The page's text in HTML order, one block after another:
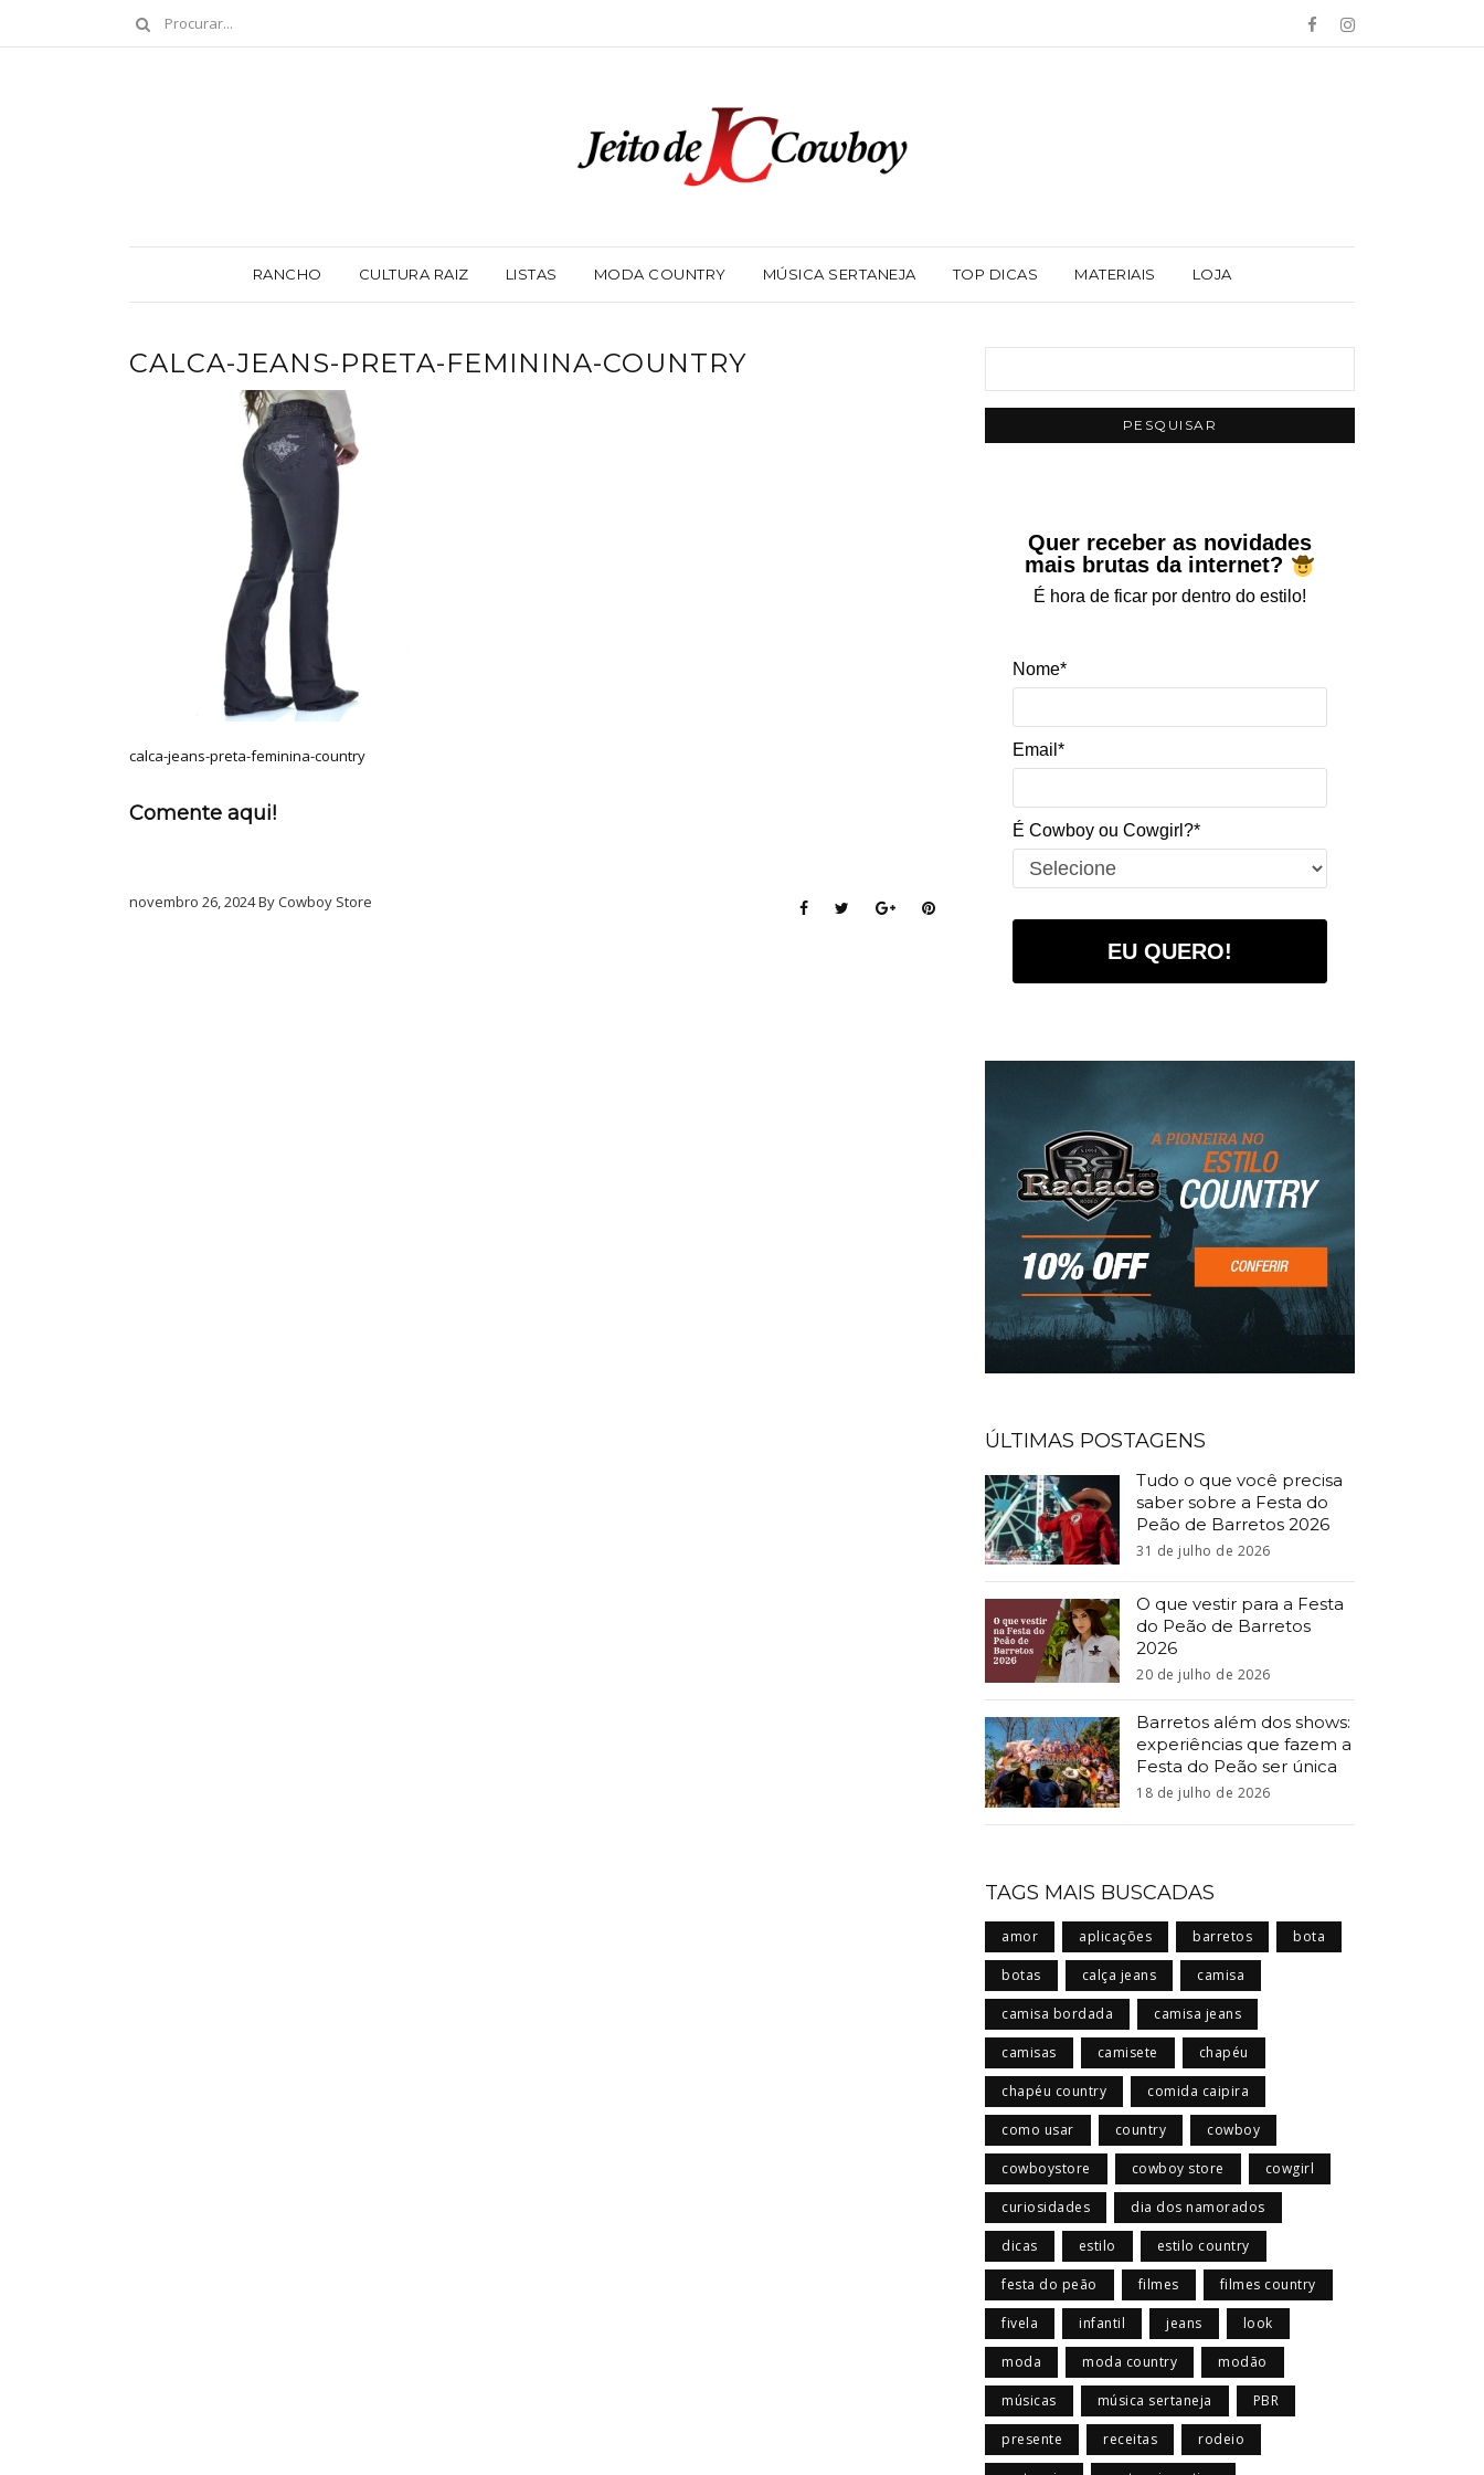
RANCHO CULTURA RAIZ LISTAS MODA COUNTRY MÚSICA SERTANEJA TOP DICAS MATERIAIS LOJA
CALCA-JEANS-PRETA-FEMININA-COUNTRY
calca-jeans-preta-feminina-country
Comente aqui!
novembro 26, 2024 By Cowboy Store
Quer receber as novidades
mais brutas da internet?
É hora de ficar por dentro do estilo!
Nome*
Email*
É Cowboy ou Cowgirl?*
EU QUERO!
ÚLTIMAS POSTAGENS
Tudo o que você precisa
saber sobre a Festa do
Peão de Barretos 2026
31 de julho de 2026
O que vestir para a Festa
do Peão de Barretos
2026
20 de julho de 2026
Barretos além dos shows:
experiências que fazem a
Festa do Peão ser única
18 de julho de 2026
TAGS MAIS BUSCADAS
amor aplicações barretos bota
botas calça jeans camisa
camisa bordada camisa jeans
camisas camisete chapéu
chapéu country comida caipira
como usar country cowboy
cowboystore cowboy store cowgirl
curiosidades dia dos namorados
dicas estilo estilo country
festa do peão filmes filmes country
fivela infantil jeans look
moda moda country modão
músicas música sertaneja PBR
presente receitas rodeio